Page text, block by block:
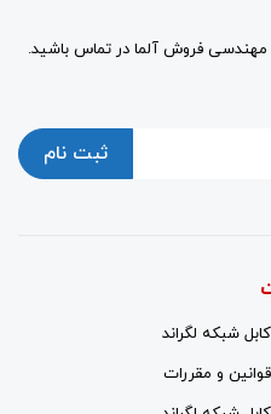
مهندسی فروش آلما در تماس باشید.
ثبت نام
کابل شبکه لگراند
قوانین و مقررات